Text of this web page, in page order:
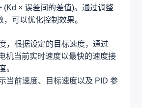
(Kd × 误差间的差值)。通过调整
可以优化控制效果。
，根据设定的目标速度，通过
机当前实时速度以最快的速度接
。
当前速度、目标速度以及 PID 参